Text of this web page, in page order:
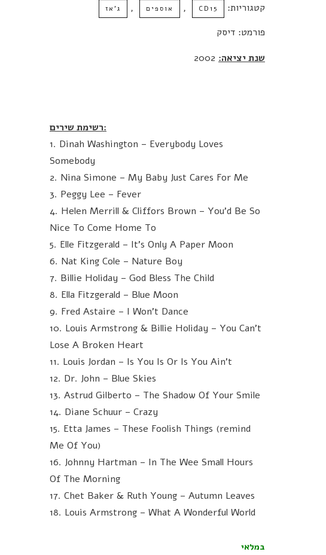
קטגוריות:
CD15
, אוספים , ג'אז
פורמט: דיסק
שנת יציאה:
רשימת שירים:
1. Dinah Washington – Everybody Loves
Somebody
2. Nina Simone – My Baby Just Cares For Me
3. Peggy Lee – Fever
4. Helen Merrill & Cliffors Brown – You'd Be So
Nice To Come Home To
5. Elle Fitzgerald – It's Only A Paper Moon
6. Nat King Cole – Nature Boy
7. Billie Holiday – God Bless The Child
8. Ella Fitzgerald – Blue Moon
9. Fred Astaire – I Won't Dance
10. Louis Armstrong & Billie Holiday – You Can't
Lose A Broken Heart
11. Louis Jordan – Is You Is Or Is You Ain't
12. Dr. John – Blue Skies
13. Astrud Gilberto – The Shadow Of Your Smile
14. Diane Schuur – Crazy
15. Etta James – These Foolish Things (remind
Me Of You)
16. Johnny Hartman – In The Wee Small Hours
Of The Morning
17. Chet Baker & Ruth Young – Autumn Leaves
18. Louis Armstrong – What A Wonderful World
במלאי